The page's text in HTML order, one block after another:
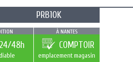
PRB10K
24/48h
À NANTES
COMPTOIR
emplacement magasin